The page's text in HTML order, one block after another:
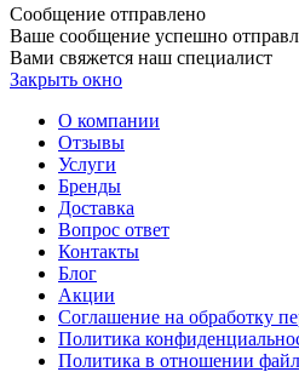
Сообщение отправлено
Ваше сообщение успешно
Вами свяжется наш специалист
Закрыть окно
О компании
Отзывы
Услуги
Бренды
Доставка
Вопрос ответ
Контакты
Блог
Акции
Соглашение на обработку
Политика
Политика в отношении